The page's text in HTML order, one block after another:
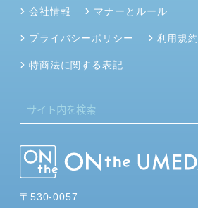
〒530-0057
会社情報 マナーとルール
プライバシーポリシー 利用規約
特商法に関する表記